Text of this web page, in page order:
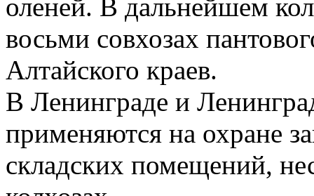
оленей. В дальнейшем
восьми совхозах
Алтайского краев.
В Ленинграде и
применяются на охране
складских помещений,